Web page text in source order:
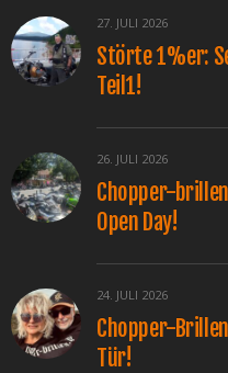
27. JULI 2026
Störte 1%er:
Teil1!
26. JULI 2026
Chopper-
Open Day!
24. JULI 2026
Chopper-
Tür!